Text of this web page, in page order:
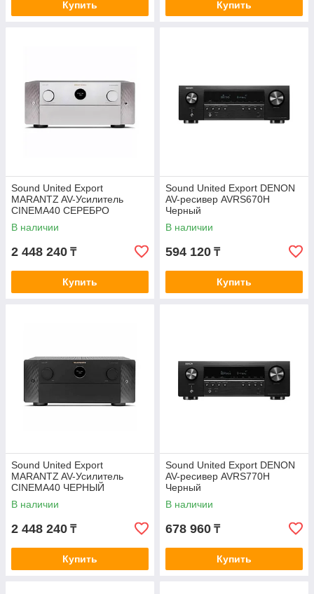
Купить Купить
Sound United Export
MARANTZ AV-Усилитель
CINEMA40 СЕРЕБРО
В наличии
2 448 240 ₸
Купить
Sound United Export DENON
AV-ресивер AVRS670H
Черный
В наличии
594 120 ₸
Купить
Sound United Export
MARANTZ AV-Усилитель
CINEMA40 ЧЕРНЫЙ
В наличии
2 448 240 ₸
Купить
Sound United Export DENON
AV-ресивер AVRS770H
Черный
В наличии
678 960 ₸
Купить